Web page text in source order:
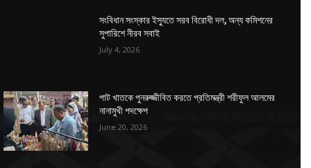
সংবিধান সংস্কার ইস্যুতে সরব বিরোধী দল, অন্য কমিশনের
সুপারিশে নীরব সবাই
July 4, 2026
পাট খাতকে পুনরুজ্জীবিত করতে প্রতিমন্ত্রী শরীফুল আলমের
নানামুখী পদক্ষেপ
June 20, 2026